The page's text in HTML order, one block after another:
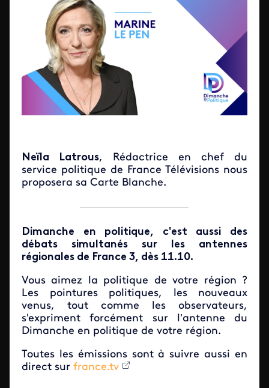
Neïla Latrous, Rédactrice en chef du
service politique de France Télévisions nous
proposera sa Carte Blanche.
Dimanche en politique, c'est aussi des
débats simultanés sur les antennes
régionales de France 3, dès 11.10.
Vous aimez la politique de votre région ?
Les pointures politiques, les nouveaux
venus, tout comme les observateurs,
s'expriment forcément sur l’antenne du
Dimanche en politique de votre région.
Toutes les émissions sont à suivre aussi en
direct sur france.tv